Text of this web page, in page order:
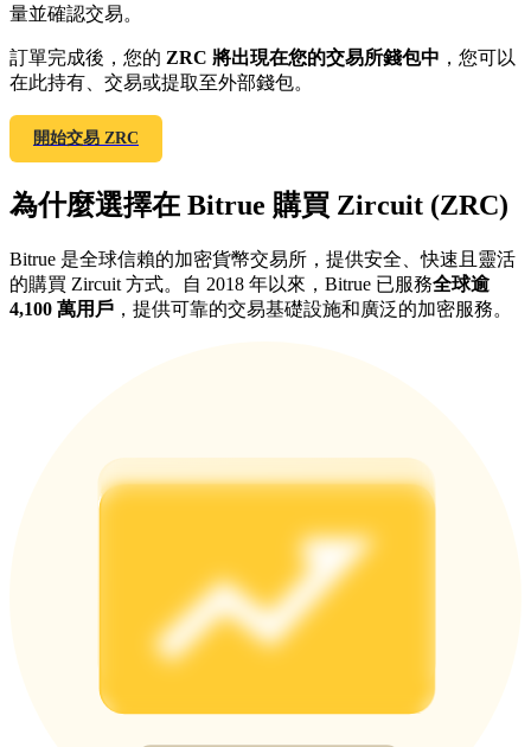
Bitrue渠道合伙人
最高達65%佣金！
量並確認交易。
訂單完成後，您的 ZRC 將出現在您的交易所錢包中 ，您可以
在此持有、交易或提取至外部錢包。
開始交易 ZRC
為什麼選擇在 Bitrue 購買 Zircuit (ZRC)
Bitrue 是全球信賴的加密貨幣交易所，提供安全、快速且靈活
的購買 Zircuit 方式。自 2018 年以來，Bitrue 已服務全球逾
4,100 萬用戶 ，提供可靠的交易基礎設施和廣泛的加密服務。